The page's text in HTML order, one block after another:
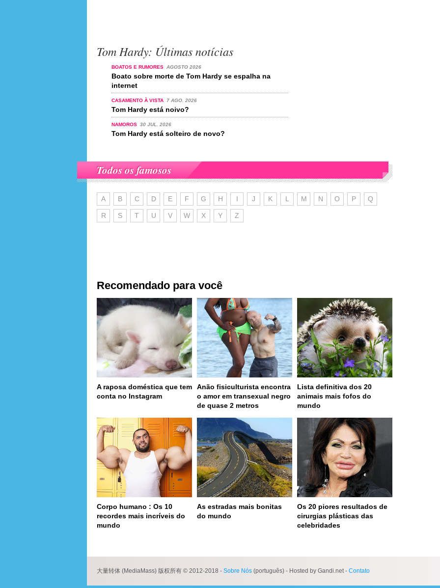
Tom Hardy: Últimas notícias
BOATOS E RUMORES AGOSTO 2026
Boato sobre morte de Tom Hardy se espalha na
internet
CASAMENTO À VISTA 7 AGO. 2026
Tom Hardy está noivo?
NAMOROS 30 JUL. 2026
Tom Hardy está solteiro de novo?
Todos os famosos
A B C D E F G H I J K L M N O P Q
R S T U V W X Y Z
Recomendado para você
A raposa doméstica que tem
conta no Instagram
Anão fisiculturista encontra
o amor em transexual negro
de quase 2 metros
Lista definitiva dos 20
animais mais fofos do
mundo
Corpo humano : Os 10
recordes mais incríveis do
mundo
As estradas mais bonitas
do mundo
Os 20 piores resultados de
cirurgias plásticas das
celebridades
大量转体 (MediaMass) 版权所有 © 2012-2018 - Sobre Nós (português) - Hosted by Gandi.net - Contato